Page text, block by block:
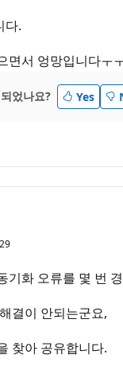
다.
면서 엉망입니다ㅜ
었나요? Yes
기화 오류를 몇 번
결이 안되는군요,
찾아 공유합니다.